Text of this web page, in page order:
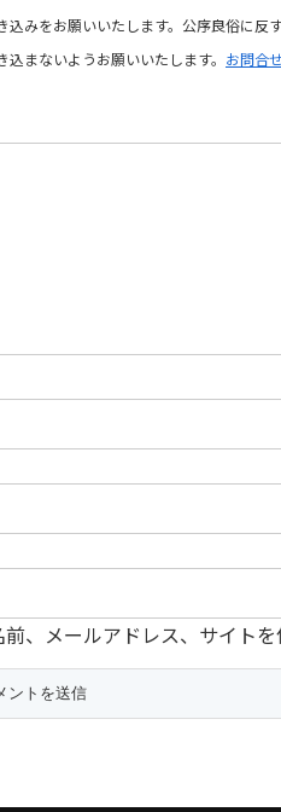
みをお願いいたします。公序良俗に反
まないようお願いいたします。 お問合
、メールアドレス、サイトを